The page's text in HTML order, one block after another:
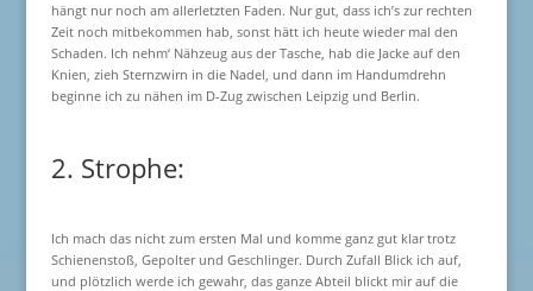
hängt nur noch am allerletzten Faden. Nur gut, dass ich’s zur rechten
Zeit noch mitbekommen hab, sonst hätt ich heute wieder mal den
Schaden. Ich nehm‘ Nähzeug aus der Tasche, hab die Jacke auf den
Knien, zieh Sternzwirn in die Nadel, und dann im Handumdrehn
beginne ich zu nähen im D-Zug zwischen Leipzig und Berlin.
2. Strophe:
Ich mach das nicht zum ersten Mal und komme ganz gut klar trotz
Schienenstoß, Gepolter und Geschlinger. Durch Zufall Blick ich auf,
und plötzlich werde ich gewahr, das ganze Abteil blickt mir auf die